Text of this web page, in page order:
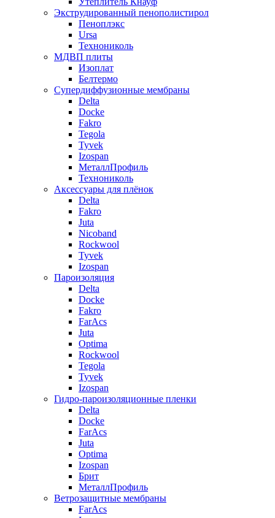
Экструдированный пенополистирол
Пеноплэкс
Ursa
Технониколь
МДВП плиты
Изоплат
Белтермо
Супердиффузионные мембраны
Delta
Docke
Fakro
Tegola
Tyvek
Izospan
МеталлПрофиль
Технониколь
Аксессуары для плёнок
Delta
Fakro
Juta
Nicoband
Rockwool
Tyvek
Izospan
Пароизоляция
Delta
Docke
Fakro
FarAcs
Juta
Optima
Rockwool
Tegola
Tyvek
Izospan
Гидро-пароизоляционные пленки
Delta
Docke
FarAcs
Juta
Optima
Izospan
Брит
МеталлПрофиль
Ветрозащитные мембраны
FarAcs